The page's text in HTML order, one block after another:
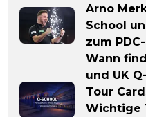
Arno
School
zum
Wann
und UK
Tour
Wichtige